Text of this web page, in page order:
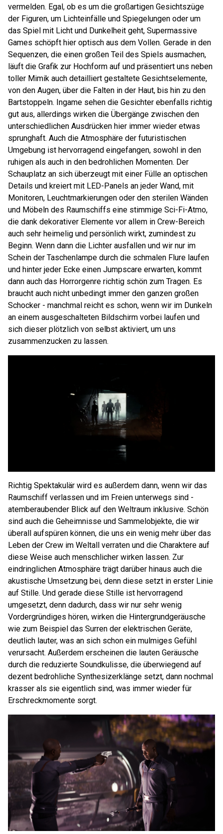
vermelden. Egal, ob es um die großartigen Gesichtszüge
der Figuren, um Lichteinfälle und Spiegelungen oder um
das Spiel mit Licht und Dunkelheit geht, Supermassive
Games schöpft hier optisch aus dem Vollen. Gerade in den
Sequenzen, die einen großen Teil des Spiels ausmachen,
läuft die Grafik zur Hochform auf und präsentiert uns neben
toller Mimik auch detailliert gestaltete Gesichtselemente,
von den Augen, über die Falten in der Haut, bis hin zu den
Bartstoppeln. Ingame sehen die Gesichter ebenfalls richtig
gut aus, allerdings wirken die Übergänge zwischen den
unterschiedlichen Ausdrücken hier immer wieder etwas
sprunghaft. Auch die Atmosphäre der futuristischen
Umgebung ist hervorragend eingefangen, sowohl in den
ruhigen als auch in den bedrohlichen Momenten. Der
Schauplatz an sich überzeugt mit einer Fülle an optischen
Details und kreiert mit LED-Panels an jeder Wand, mit
Monitoren, Leuchtmarkierungen oder den sterilen Wänden
und Möbeln des Raumschiffs eine stimmige Sci-Fi-Atmo,
die dank dekorativer Elemente vor allem in Crew-Bereich
auch sehr heimelig und persönlich wirkt, zumindest zu
Beginn. Wenn dann die Lichter ausfallen und wir nur im
Schein der Taschenlampe durch die schmalen Flure laufen
und hinter jeder Ecke einen Jumpscare erwarten, kommt
dann auch das Horrorgenre richtig schön zum Tragen. Es
braucht auch nicht unbedingt immer den ganzen großen
Schocker - manchmal reicht es schon, wenn wir im Dunkeln
an einem ausgeschalteten Bildschirm vorbei laufen und
sich dieser plötzlich von selbst aktiviert, um uns
zusammenzucken zu lassen.
Richtig Spektakulär wird es außerdem dann, wenn wir das
Raumschiff verlassen und im Freien unterwegs sind -
atemberaubender Blick auf den Weltraum inklusive. Schön
sind auch die Geheimnisse und Sammelobjekte, die wir
überall aufspüren können, die uns ein wenig mehr über das
Leben der Crew im Weltall verraten und die Charaktere auf
diese Weise auch menschlicher wirken lassen. Zur
eindringlichen Atmosphäre trägt darüber hinaus auch die
akustische Umsetzung bei, denn diese setzt in erster Linie
auf Stille. Und gerade diese Stille ist hervorragend
umgesetzt, denn dadurch, dass wir nur sehr wenig
Vordergründiges hören, wirken die Hintergrundgeräusche
wie zum Beispiel das Surren der elektrischen Geräte,
deutlich lauter, was an sich schon ein mulmiges Gefühl
verursacht. Außerdem erscheinen die lauten Geräusche
durch die reduzierte Soundkulisse, die überwiegend auf
dezent bedrohliche Synthesizerklänge setzt, dann nochmal
krasser als sie eigentlich sind, was immer wieder für
Erschreckmomente sorgt.